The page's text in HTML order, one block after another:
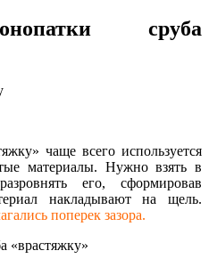
сруба
чаще всего используется
материалы. Нужно взять в
его, сформировав
накладывают на щель.
поперек зазора.